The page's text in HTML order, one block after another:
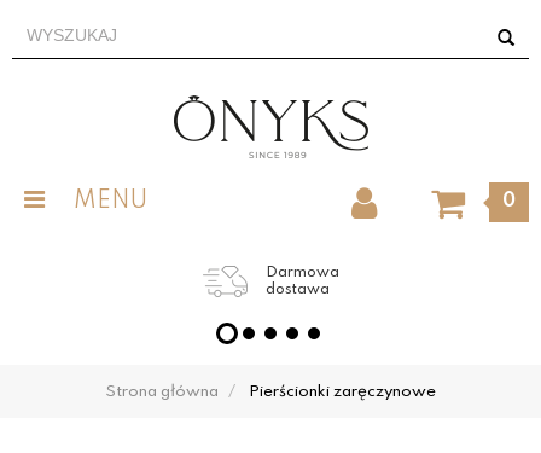
MENU 0
Strona główna Pierścionki zaręczynowe